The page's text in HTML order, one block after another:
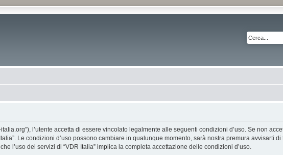
italia.org”), l’utente accetta di essere vincolato legalmente alle seguenti condizioni d’uso. Se non
Le condizioni d’uso possono cambiare in qualunque momento, sarà nostra premura avvisarti
l’uso dei servizi di “VDR Italia” implica la completa accettazione delle condizioni d’uso.